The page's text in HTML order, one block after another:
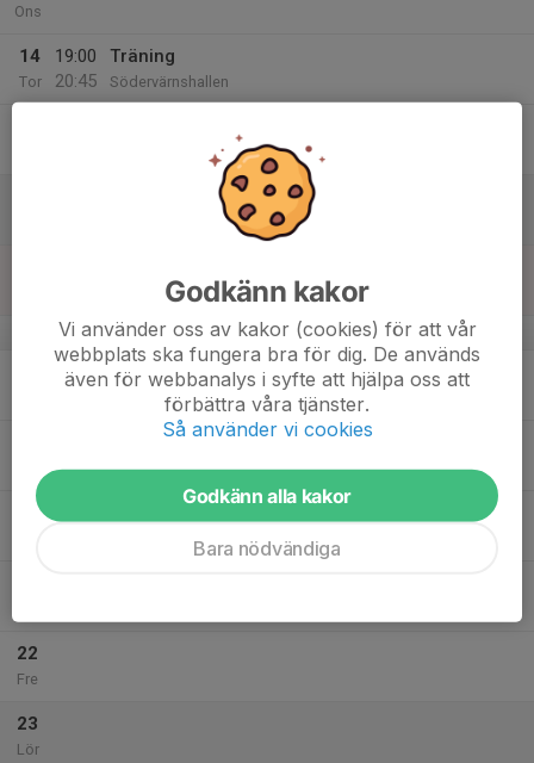
Ons
14
Tor
19:00
20:45
Träning
Södervärnshallen
v.47
20:00
Träning
Nya Sävehallen
20
22
Fre
23
Lör
Godkänn kakor
Vi använder oss av kakor (cookies) för att vår
webbplats ska fungera bra för dig. De används
även för webbanalys i syfte att hjälpa oss att
förbättra våra tjänster.
Så använder vi cookies
Godkänn alla kakor
Bara nödvändiga